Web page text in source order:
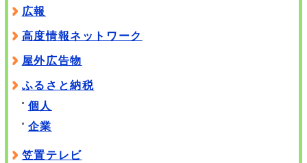
広報
高度情報ネットワーク
屋外広告物
ふるさと納税
個人
企業
笠置テレビ